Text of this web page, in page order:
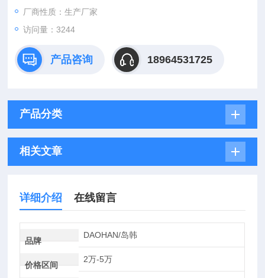
厂商性质：生产厂家
访问量：3244
产品咨询 18964531725
产品分类
相关文章
详细介绍 在线留言
品牌
DAOHAN/岛韩
价格区间
2万-5万